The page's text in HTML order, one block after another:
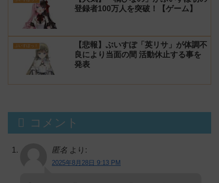
登録者100万人を突破！【ゲーム】
ぶいすぽっ！
【悲報】ぶいすぽ「英リサ」が体調不
良により当面の間 活動休止する事を
発表
コメント
匿名 より:
2025年8月28日 9:13 PM